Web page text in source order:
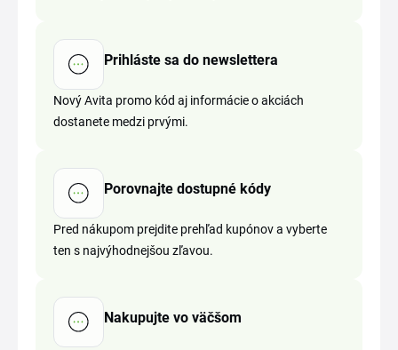
Prihláste sa do newslettera
Nový Avita promo kód aj informácie o akciách
dostanete medzi prvými.
Porovnajte dostupné kódy
Pred nákupom prejdite prehľad kupónov a vyberte
ten s najvýhodnejšou zľavou.
Nakupujte vo väčšom